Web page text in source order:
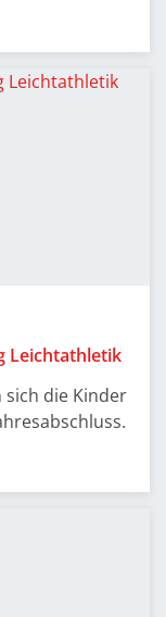
Leichtathletik
die Kinder